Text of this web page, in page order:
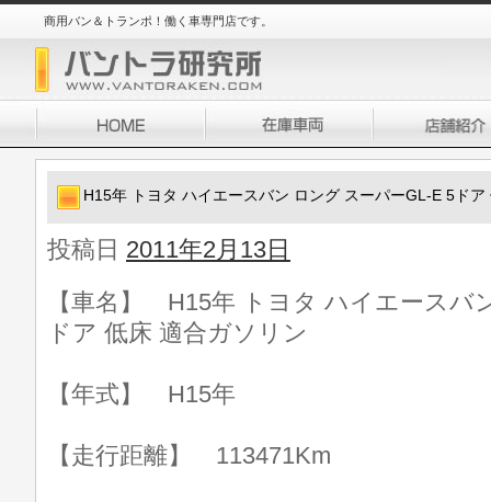
商用バン＆トランポ！働く車専門店です。
H15年 トヨタ ハイエースバン ロング スーパーGL-E 5ド
投稿日 2011年2月13日
【車名】 H15年 トヨタ ハイエースバ
ドア 低床 適合ガソリン
【年式】 H15年
【走行距離】 113471Km